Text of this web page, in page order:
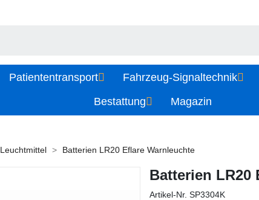
Patiententransport Fahrzeug-Signaltechnik
Bestattung
Magazin
Leuchtmittel Batterien LR20 Eflare Warnleuchte
Batterien LR20
Artikel-Nr. SP3304K